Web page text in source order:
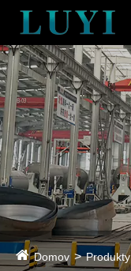
Domov Produkty